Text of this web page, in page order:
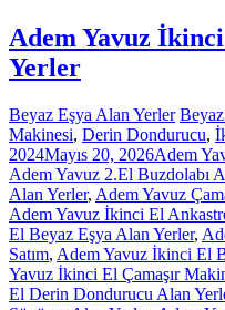
Adem Yavuz
Yerler
Beyaz Eşya Alan Yerler
Makinesi, Derin Dondurucu,
2024Mayıs 20, 2026Adem
Adem Yavuz 2.El Buzdolabı
Alan Yerler, Adem Yavuz
Adem Yavuz İkinci El
El Beyaz Eşya Alan Yerler,
Satım, Adem Yavuz İkinci El
Yavuz İkinci El Çamaşır
El Derin Dondurucu Alan